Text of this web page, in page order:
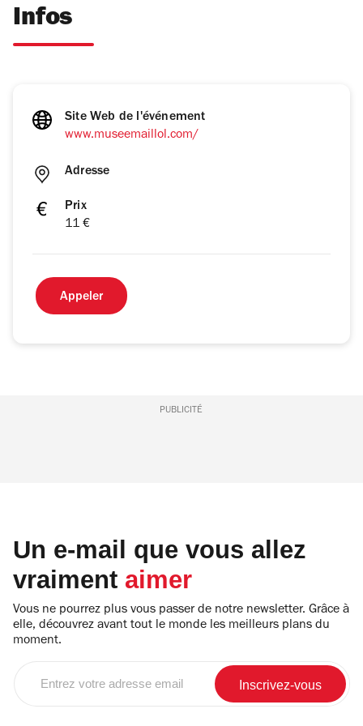
Infos
Site Web de l'événement
www.museemaillol.com/
Adresse
Prix
11 €
Appeler
PUBLICITÉ
Un e-mail que vous allez
vraiment aimer
Vous ne pourrez plus vous passer de notre newsletter. Grâce à
elle, découvrez avant tout le monde les meilleurs plans du
moment.